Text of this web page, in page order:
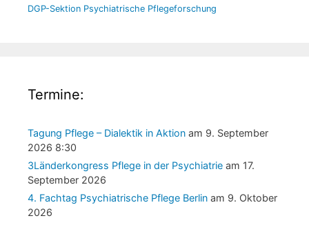
DGP-Sektion Psychiatrische Pflegeforschung
Termine:
Tagung Pflege – Dialektik in Aktion am 9. September
2026 8:30
3Länderkongress Pflege in der Psychiatrie am 17.
September 2026
4. Fachtag Psychiatrische Pflege Berlin am 9. Oktober
2026